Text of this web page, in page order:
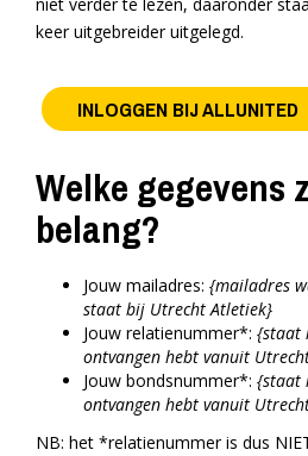
keer uitgebreider uitgelegd.
INLOGGEN BIJ ALLUNITED
Welke gegevens
belang?
Jouw mailadres: {mailadres
staat bij Utrecht Atletiek}
Jouw relatienummer*: {staat
ontvangen hebt vanuit
Jouw bondsnummer*: {staat
ontvangen hebt vanuit
NB: het *relatienummer is dus